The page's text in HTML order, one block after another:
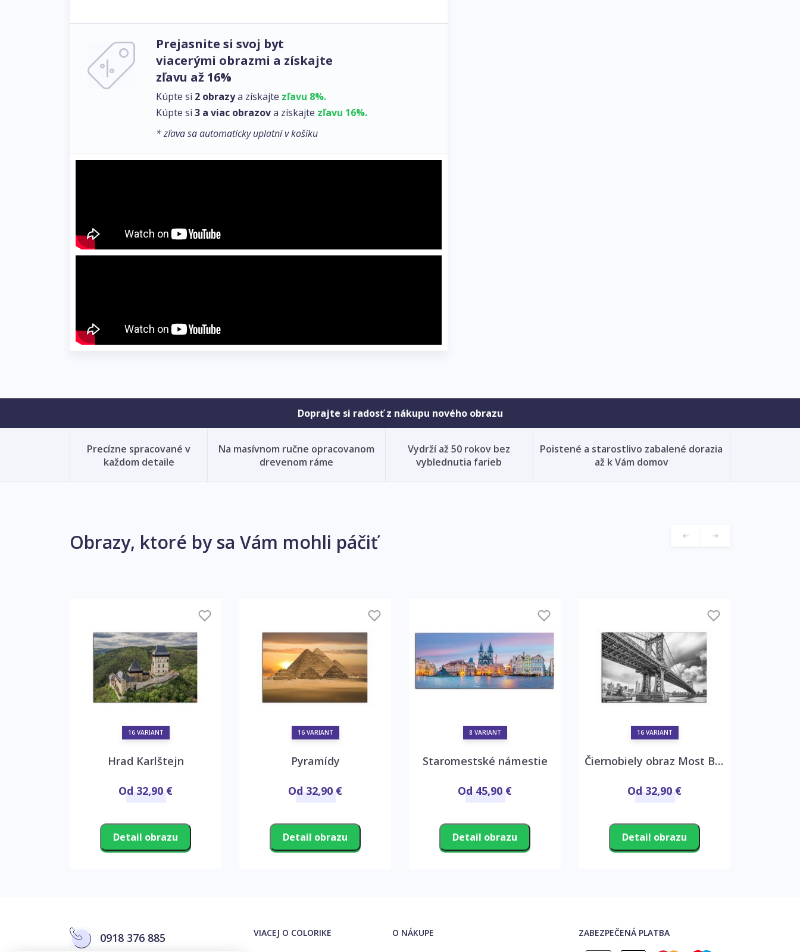
Prejasnite si svoj byt
viacerými obrazmi a získajte
zľavu až 16%
Kúpte si 2 obrazya získajte zľavu 8%.
Kúpte si 3 a viac obrazova získajte zľavu 16%.
* zľava sa automaticky uplatní v košíku
Doprajte si radosť z nákupu nového obrazu
Precízne spracované v
každom detaile
Na masívnom ručne opracovanom
drevenom ráme
Vydrží až 50 rokov bez
vyblednutia farieb
Poistené a starostlivo zabalené dorazia
až k Vám domov
Obrazy, ktoré by sa Vám mohli páčiť
16 VARIANT
Hrad Karlštejn
Od 32,90 €
Detail obrazu
16 VARIANT
Pyramídy
Od 32,90 €
Detail obrazu
8 VARIANT
Staromestské námestie
Od 45,90 €
Detail obrazu
16 VARIANT
Čiernobiely obraz Most Brooklyn
Od 32,90 €
Detail obrazu
0918 376 885 VIACEJ O COLORIKE O NÁKUPE ZABEZPEČENÁ PLATBA